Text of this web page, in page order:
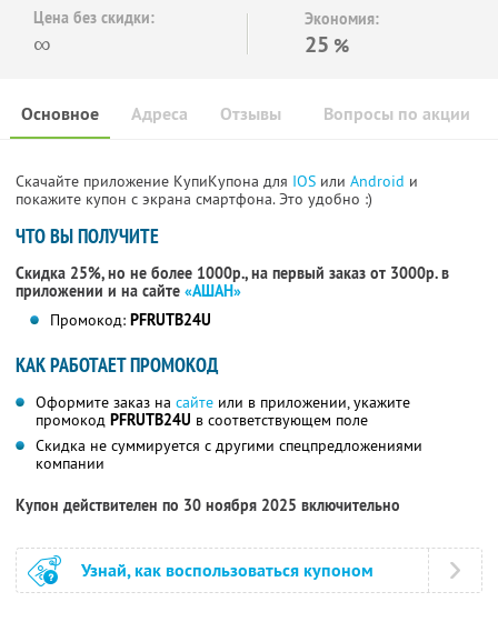
Цена без скидки:
∞
Экономия:
25 %
Основное Отзывы Вопросы по акции
Адреса
Скачайте приложение КупиКупона для IOS или Android и
покажите купон с экрана смартфона. Это удобно :)
ЧТО ВЫ ПОЛУЧИТЕ
Скидка 25%, но не более 1000р., на первый заказ от 3000р. в
приложении и на сайте «АШАН»
Промокод: PFRUTB24U
КАК РАБОТАЕТ ПРОМОКОД
Оформите заказ на сайте или в приложении, укажите
промокод PFRUTB24U в соответствующем поле
Скидка не суммируется с другими спецпредложениями
компании
Купон действителен по 30 ноября 2025 включительно
Узнай, как воспользоваться купоном